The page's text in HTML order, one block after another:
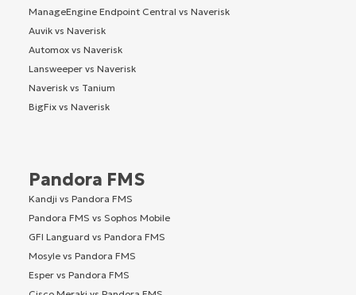
ManageEngine Endpoint Central vs Naverisk
Auvik vs Naverisk
Automox vs Naverisk
Lansweeper vs Naverisk
Naverisk vs Tanium
BigFix vs Naverisk
Pandora FMS
Kandji vs Pandora FMS
Pandora FMS vs Sophos Mobile
GFI Languard vs Pandora FMS
Mosyle vs Pandora FMS
Esper vs Pandora FMS